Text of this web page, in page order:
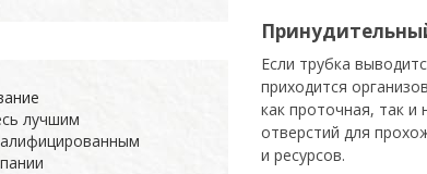
лучшим
Если трубка
приходится
как проточная, так и
отверстий для
и ресурсов.